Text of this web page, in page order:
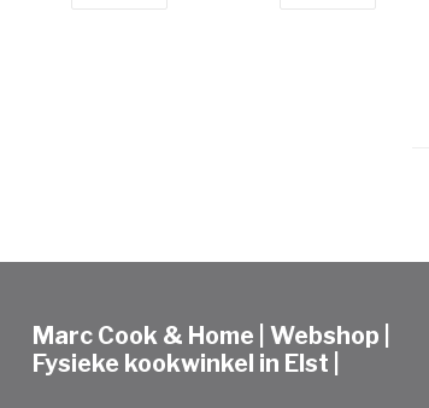
Marc Cook & Home | Webshop |
Fysieke kookwinkel in Elst |